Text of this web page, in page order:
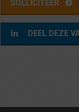
DEEL DEZE